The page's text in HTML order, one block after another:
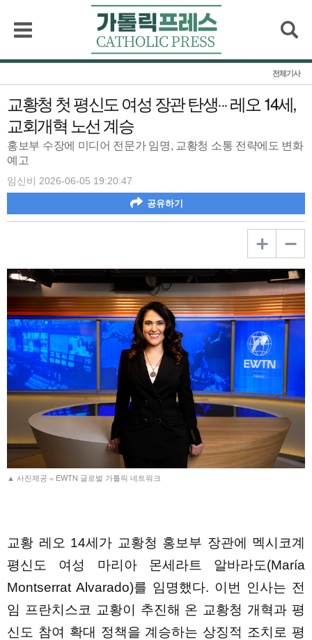
전체기사
교황청 첫 평신도 여성 장관 탄생··· 레오 14세,
교회개혁 노선 계승
홍보부 수장에 미디어 전문가 임명, 교황청 소통 전략에도 변화
예고
임신비 2026-06-05 19:20:47
공유하기
▲ 사진제공 = EWTN 글로벌 가톨릭 네트워크
교황 레오 14세가 교황청 홍보부 장관에 멕시코계
평신도 여성 마리아 몬세라트 알바라도(María
Montserrat Alvarado)를 임명했다. 이번 인사는 전
임 프란치스코 교황이 추진해 온 교황청 개혁과 평
신도 참여 확대 정책을 계승하는 상징적 조치로 평
검색